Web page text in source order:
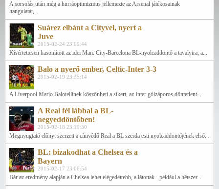
A sorsolás után még a hurráoptimizmus jellemezte az Arsenal játékosainak
hangulatát,...
Suárez elbánt a Cityvel, nyert a
Juve
2015-02-24 23:09:44
Kísértetiesen hasonlított az idei Man. City-Barcelona BL-nyolcaddöntő a tavalyira, a...
Balo a nyerő ember, Celtic-Inter 3-3
2015-02-19 23:35:14
A Liverpool Mario Balotellinek köszönheti a sikert, az Inter gólzáporos döntetlent...
A Real fél lábbal a BL-
negyeddöntőben!
2015-02-18 23:19:30
Megnyugtató előnyt szerzett a címvédő Real a BL szerda esti nyolcaddöntőjének első...
BL: bizakodhat a Chelsea és a
Bayern
2015-02-17 23:06:54
Bár az eredmény alapján a Chelsea lehet elégedettebb, a látottak - például a hétszer...